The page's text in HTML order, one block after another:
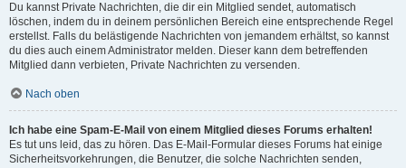
Du kannst Private Nachrichten, die dir ein Mitglied sendet, automatisch
löschen, indem du in deinem persönlichen Bereich eine entsprechende Regel
erstellst. Falls du belästigende Nachrichten von jemandem erhältst, so kannst
du dies auch einem Administrator melden. Dieser kann dem betreffenden
Mitglied dann verbieten, Private Nachrichten zu versenden.
Nach oben
Ich habe eine Spam-E-Mail von einem Mitglied dieses Forums erhalten!
Es tut uns leid, das zu hören. Das E-Mail-Formular dieses Forums hat einige
Sicherheitsvorkehrungen, die Benutzer, die solche Nachrichten senden,